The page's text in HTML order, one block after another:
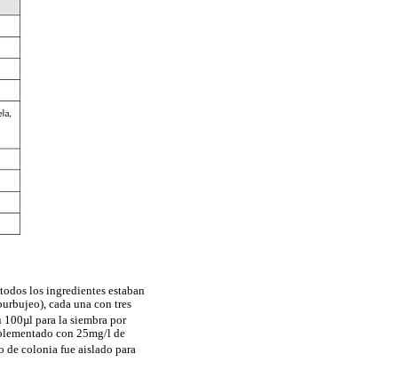
los ingredientes estaban
cada una con tres
para la siembra por
con 25mg/l de
de colonia fue aislado para